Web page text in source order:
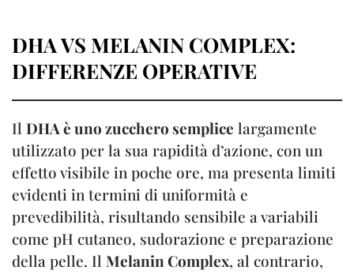
DHA VS MELANIN COMPLEX:
DIFFERENZE OPERATIVE
Il DHA è uno zucchero semplice largamente
utilizzato per la sua rapidità d’azione, con un
effetto visibile in poche ore, ma presenta limiti
evidenti in termini di uniformità e
prevedibilità, risultando sensibile a variabili
come pH cutaneo, sudorazione e preparazione
della pelle. Il Melanin Complex, al contrario,